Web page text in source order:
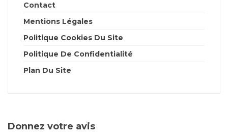
Contact
Mentions Légales
Politique Cookies Du Site
Politique De Confidentialité
Plan Du Site
Donnez votre avis